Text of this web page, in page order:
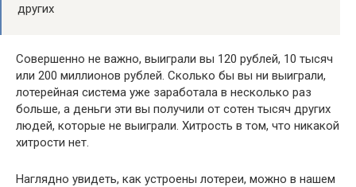
других
Совершенно не важно, выиграли вы 120 рублей, 10 тысяч
или 200 миллионов рублей. Сколько бы вы ни выиграли,
лотерейная система уже заработала в несколько раз
больше, а деньги эти вы получили от сотен тысяч других
людей, которые не выиграли. Хитрость в том, что никакой
хитрости нет.
Наглядно увидеть, как устроены лотереи, можно в нашем